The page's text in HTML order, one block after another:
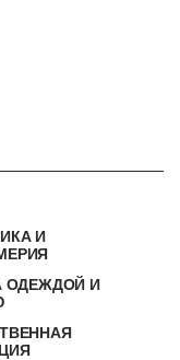
И
ОДЕЖДОЙ И